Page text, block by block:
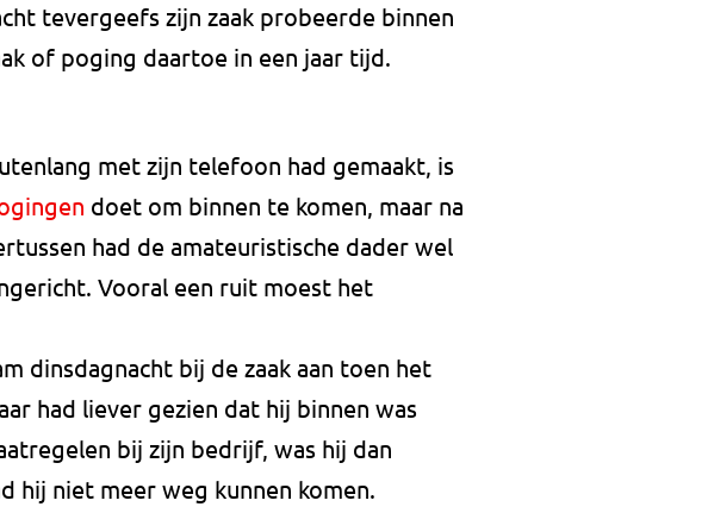
tevergeefs zijn zaak probeerde binnen
of poging daartoe in een jaar tijd.
met zijn telefoon had gemaakt, is
doet om binnen te komen, maar na
had de amateuristische dader wel
Vooral een ruit moest het
dinsdagnacht bij de zaak aan toen het
had liever gezien dat hij binnen was
bij zijn bedrijf, was hij dan
hij niet meer weg kunnen komen.